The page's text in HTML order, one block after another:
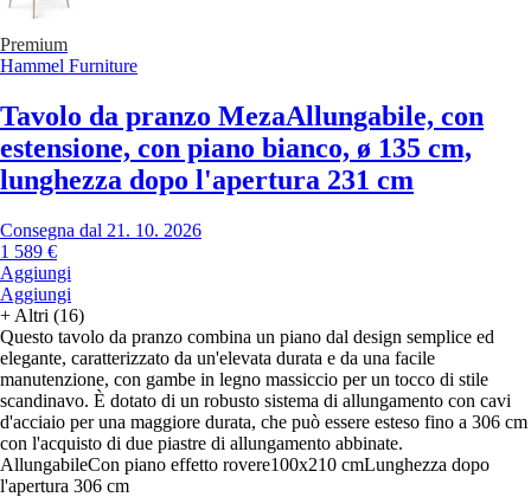
Premium
Hammel Furniture
Tavolo da pranzo MezaAllungabile, con
estensione, con piano bianco, ø 135 cm,
lunghezza dopo l'apertura 231 cm
Consegna dal 21. 10. 2026
1 589 €
Aggiungi
Aggiungi
+ Altri (16)
Questo tavolo da pranzo combina un piano dal design semplice ed
elegante, caratterizzato da un'elevata durata e da una facile
manutenzione, con gambe in legno massiccio per un tocco di stile
scandinavo. È dotato di un robusto sistema di allungamento con cavi
d'acciaio per una maggiore durata, che può essere esteso fino a 306 cm
con l'acquisto di due piastre di allungamento abbinate.
AllungabileCon piano effetto rovere100x210 cmLunghezza dopo
l'apertura 306 cm